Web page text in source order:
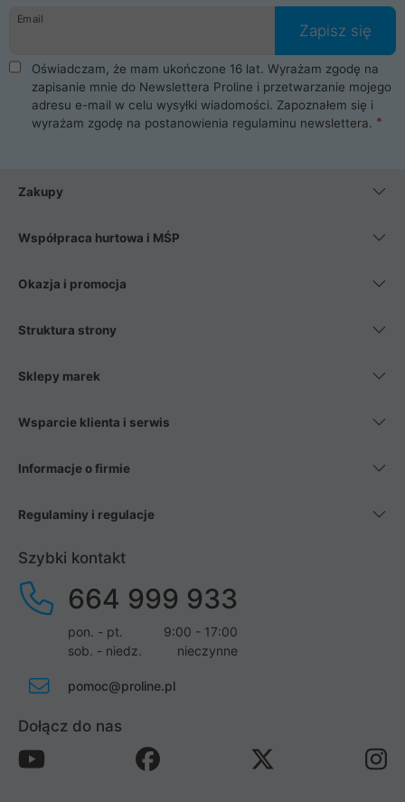
danych osobowych. Dlatego zakup notebooka albo laptopa w
ProLine to czysta przyjemność i pełne bezpieczeństwo.
Zaopatrzysz się u nas w akcesoria i części komputerowe
takie jak procesory, karty graficzne, płyty główne, pamięci,
dyski SSD, M.2 oraz HDD. Nasi pracownicy pomogą Ci wybrać
najlepszy zasilacz komputerowy oraz obudowę do komputera.
Poza komputerami mamy również najlepsze na rynku
Smartfony takich producentów jak Xiaomi, Apple, Samsung i
wentylatory. Na koniec mając już to wszystko, możesz
Email
Zapisz się
Oświadczam, że mam ukończone 16 lat. Wyrażam zgodę na
zapisanie mnie do Newslettera Proline i przetwarzanie mojego
adresu e-mail w celu wysyłki wiadomości. Zapoznałem się i
wyrażam zgodę na postanowienia regulaminu newslettera.
Zakupy
Współpraca hurtowa i MŚP
Okazja i promocja
Struktura strony
Sklepy marek
Wsparcie klienta i serwis
Informacje o firmie
Regulaminy i regulacje
Szybki kontakt
664 999 933
pon. - pt.
9:00 - 17:00
sob. - niedz.
nieczynne
pomoc@proline.pl
Dołącz do nas